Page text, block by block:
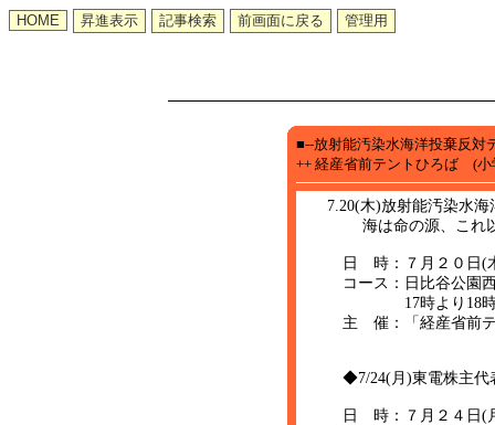
■--放射能汚染水海洋投棄反対
++ 経産省前テントひろば (
7.20(木)放射能汚染水
海は命の源、これ以
日 時：７月２０日(
コース：日比谷公園
17時より18時 デ
主 催：「経産省前テ
◆7/24(月)東電株主代
日 時：７月２４日(